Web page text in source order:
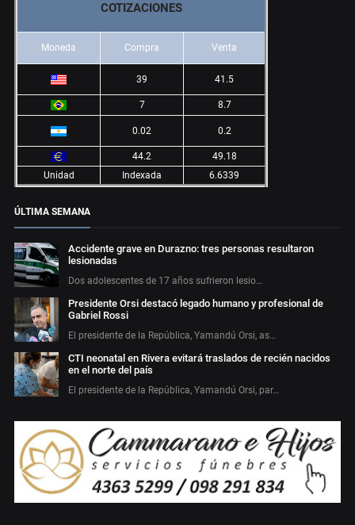
COTIZACIONES
Moneda Compra Venta
39 41.5
7 8.7
0.02 0.2
44.2
49.18
Unidad
Indexada 6.6339
ÚLTIMA SEMANA
Accidente grave en Durazno: tres personas resultaron
lesionadas
Dos adolescentes de 17 años sufrieron lesio…
Presidente Orsi destacó legado humano y profesional de
Gabriel Rossi
El presidente de la República, Yamandú Orsi, as…
CTI neonatal en Rivera evitará traslados de recién nacidos
en el norte del país
El presidente de la República, Yamandú Orsi, par…